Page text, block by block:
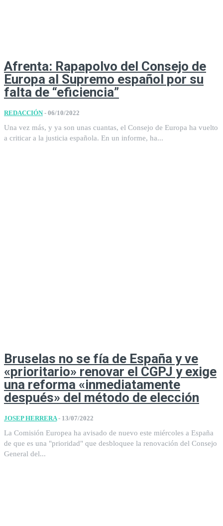
Afrenta: Rapapolvo del Consejo de
Europa al Supremo español por su
falta de “eficiencia”
REDACCIÓN - 06/10/2022
Una vez más, y ya son unas cuantas, el Consejo de Europa ha vuelto
a criticar a la justicia española. En un informe, ha...
Bruselas no se fía de España y ve
«prioritario» renovar el CGPJ y exige
una reforma «inmediatamente
después» del método de elección
JOSEP HERRERA - 13/07/2022
La Comisión Europea ha avisado de nuevo este miércoles a España
de que es una "prioridad" que desbloquee la renovación del Consejo
General del...